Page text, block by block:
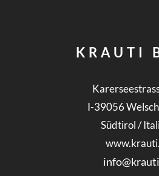
KRAUTI
I-39056
Südtirol /